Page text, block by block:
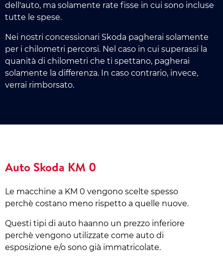
dell'auto, ma solamente rate fisse in cui sono incluse
tutte le spese.
Nei nostri concessionari Skoda pagherai solamente
per i chilometri percorsi. Nel caso in cui superassi la
quanità di chilometri che ti spettano, pagherai
solamente la differenza. In caso contrario, invece,
verrai rimborsato.
Auto Skoda KM 0
Le macchine a KM 0 vengono scelte spesso
perchè costano meno rispetto a quelle nuove.
Questi tipi di auto haanno un prezzo inferiore
perchè vengono utilizzate come auto di
esposizione e/o sono già immatricolate.